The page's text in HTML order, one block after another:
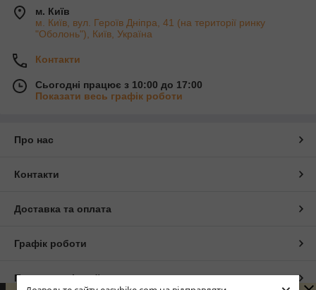
м. Київ
м. Київ, вул. Героїв Дніпра, 41 (на території ринку
"Оболонь"), Київ, Україна
Контакти
Сьогодні працює з 10:00 до 17:00
Показати весь графік роботи
Про нас
Контакти
Доставка та оплата
Графік роботи
Повна версія сайту